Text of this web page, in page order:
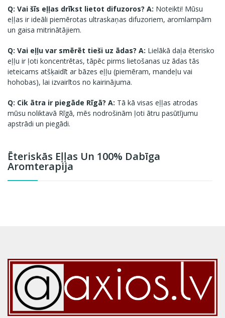
Ēteriskās Eļļas Un 100% Dabīga
Aromterapija
Q: Vai šīs eļļas drīkst lietot difuzoros? A: Noteikti! Mūsu
eļļas ir ideāli piemērotas ultraskaņas difuzoriem, aromlampām
un gaisa mitrinātājiem.
Q: Vai eļļu var smērēt tieši uz ādas? A: Lielākā daļa ēterisko
eļļu ir ļoti koncentrētas, tāpēc pirms lietošanas uz ādas tās
ieteicams atšķaidīt ar bāzes eļļu (piemēram, mandeļu vai
hohobas), lai izvairītos no kairinājuma.
Q: Cik ātra ir piegāde Rīgā? A: Tā kā visas eļļas atrodas
mūsu noliktavā Rīgā, mēs nodrošinām ļoti ātru pasūtījumu
apstrādi un piegādi.